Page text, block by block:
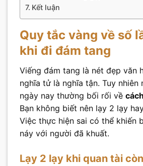
Kết luận
Quy tắc vàng về số
khi đi đám tang
Viếng đám tang là nét đẹp văn
nghĩa tử là nghĩa tận. Tuy nhiên
ngày nay thường bối rối về
Bạn không biết nên lạy 2 lạy
Việc thực hiện sai có thể khiến
náy với người đã khuất.
Lạy 2 lạy khi quan tài